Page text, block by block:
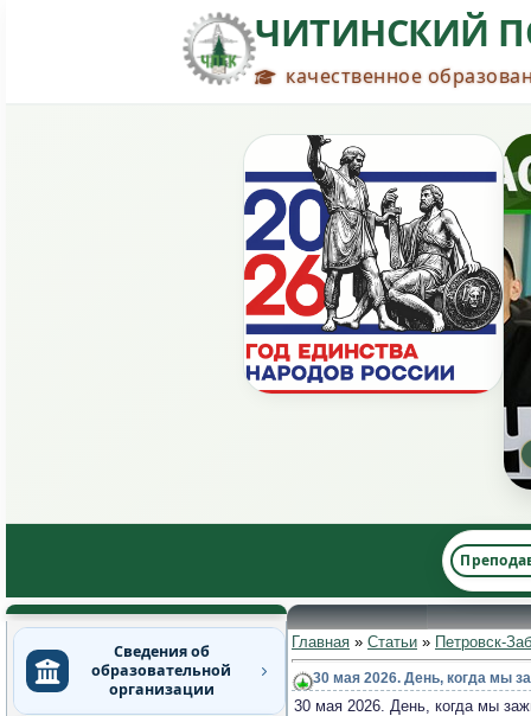
ЧИТИНСКИЙ
качественное
Сведения об
образовательной
организации
Главная » Статьи » Петровск-
30 мая 2026. День, когда мы
30 мая 2026. День, когда мы